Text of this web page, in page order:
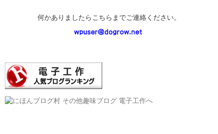
何かありましたらこちらまでご連絡ください。